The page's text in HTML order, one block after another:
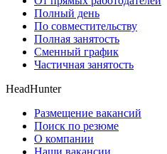
Полный день
По совместительству
Полная занятость
Сменный график
Частичная занятость
HeadHunter
Размещение вакансий
Поиск по резюме
О компании
Наши вакансии